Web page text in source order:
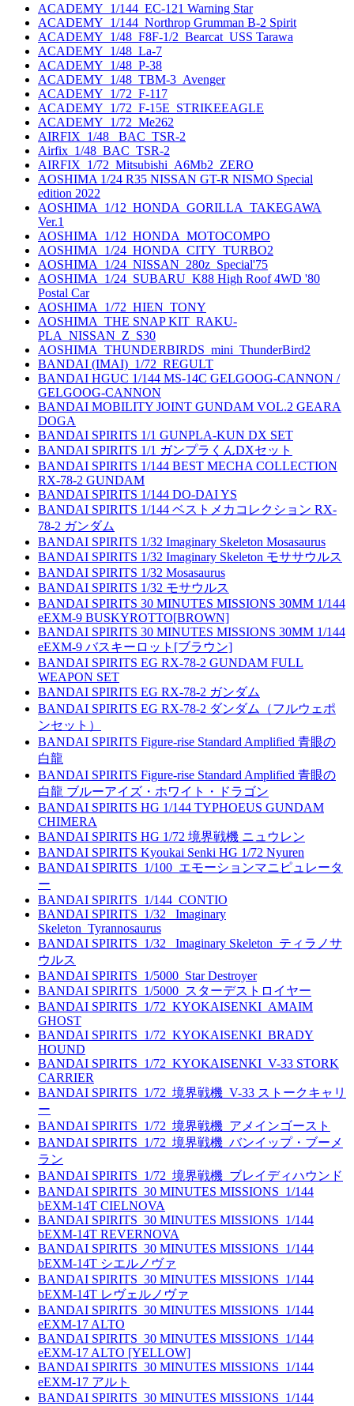
ACADEMY_1/144_EC-121 Warning Star
ACADEMY_1/144_Northrop Grumman B-2 Spirit
ACADEMY_1/48_F8F-1/2_Bearcat_USS Tarawa
ACADEMY_1/48_La-7
ACADEMY_1/48_P-38
ACADEMY_1/48_TBM-3_Avenger
ACADEMY_1/72_F-117
ACADEMY_1/72_F-15E_STRIKEEAGLE
ACADEMY_1/72_Me262
AIRFIX_1/48_ BAC_TSR-2
Airfix_1/48_BAC_TSR-2
AIRFIX_1/72_Mitsubishi_A6Mb2_ZERO
AOSHIMA 1/24 R35 NISSAN GT-R NISMO Special
edition 2022
AOSHIMA_1/12_HONDA_GORILLA_TAKEGAWA
Ver.1
AOSHIMA_1/12_HONDA_MOTOCOMPO
AOSHIMA_1/24_HONDA_CITY_TURBO2
AOSHIMA_1/24_NISSAN_280z_Special'75
AOSHIMA_1/24_SUBARU_K88 High Roof 4WD '80
Postal Car
AOSHIMA_1/72_HIEN_TONY
AOSHIMA_THE SNAP KIT_RAKU-
PLA_NISSAN_Z_S30
AOSHIMA_THUNDERBIRDS_mini_ThunderBird2
BANDAI (IMAI)_1/72_REGULT
BANDAI HGUC 1/144 MS-14C GELGOOG-CANNON /
GELGOOG-CANNON
BANDAI MOBILITY JOINT GUNDAM VOL.2 GEARA
DOGA
BANDAI SPIRITS 1/1 GUNPLA-KUN DX SET
BANDAI SPIRITS 1/1 ガンプラくんDXセット
BANDAI SPIRITS 1/144 BEST MECHA COLLECTION
RX-78-2 GUNDAM
BANDAI SPIRITS 1/144 DO-DAI YS
BANDAI SPIRITS 1/144 ベストメカコレクション RX-
78-2 ガンダム
BANDAI SPIRITS 1/32 Imaginary Skeleton Mosasaurus
BANDAI SPIRITS 1/32 Imaginary Skeleton モササウルス
BANDAI SPIRITS 1/32 Mosasaurus
BANDAI SPIRITS 1/32 モサウルス
BANDAI SPIRITS 30 MINUTES MISSIONS 30MM 1/144
eEXM-9 BUSKYROTTO[BROWN]
BANDAI SPIRITS 30 MINUTES MISSIONS 30MM 1/144
eEXM-9 バスキーロット[ブラウン]
BANDAI SPIRITS EG RX-78-2 GUNDAM FULL
WEAPON SET
BANDAI SPIRITS EG RX-78-2 ガンダム
BANDAI SPIRITS EG RX-78-2 ダンダム（フルウェポ
ンセット）
BANDAI SPIRITS Figure-rise Standard Amplified 青眼の
白龍
BANDAI SPIRITS Figure-rise Standard Amplified 青眼の
白龍 ブルーアイズ・ホワイト・ドラゴン
BANDAI SPIRITS HG 1/144 TYPHOEUS GUNDAM
CHIMERA
BANDAI SPIRITS HG 1/72 境界戦機 ニュウレン
BANDAI SPIRITS Kyoukai Senki HG 1/72 Nyuren
BANDAI SPIRITS_1/100_エモーションマニピュレータ
ー
BANDAI SPIRITS_1/144_CONTIO
BANDAI SPIRITS_1/32_ Imaginary
Skeleton_Tyrannosaurus
BANDAI SPIRITS_1/32_ Imaginary Skeleton_ティラノサ
ウルス
BANDAI SPIRITS_1/5000_Star Destroyer
BANDAI SPIRITS_1/5000_スターデストロイヤー
BANDAI SPIRITS_1/72_KYOKAISENKI_AMAIM
GHOST
BANDAI SPIRITS_1/72_KYOKAISENKI_BRADY
HOUND
BANDAI SPIRITS_1/72_KYOKAISENKI_V-33 STORK
CARRIER
BANDAI SPIRITS_1/72_境界戦機_V-33 ストークキャリ
ー
BANDAI SPIRITS_1/72_境界戦機_アメインゴースト
BANDAI SPIRITS_1/72_境界戦機_バンイップ・ブーメ
ラン
BANDAI SPIRITS_1/72_境界戦機_ブレイディハウンド
BANDAI SPIRITS_30 MINUTES MISSIONS_1/144
bEXM-14T CIELNOVA
BANDAI SPIRITS_30 MINUTES MISSIONS_1/144
bEXM-14T REVERNOVA
BANDAI SPIRITS_30 MINUTES MISSIONS_1/144
bEXM-14T シエルノヴァ
BANDAI SPIRITS_30 MINUTES MISSIONS_1/144
bEXM-14T レヴェルノヴァ
BANDAI SPIRITS_30 MINUTES MISSIONS_1/144
eEXM-17 ALTO
BANDAI SPIRITS_30 MINUTES MISSIONS_1/144
eEXM-17 ALTO [YELLOW]
BANDAI SPIRITS_30 MINUTES MISSIONS_1/144
eEXM-17 アルト
BANDAI SPIRITS_30 MINUTES MISSIONS_1/144